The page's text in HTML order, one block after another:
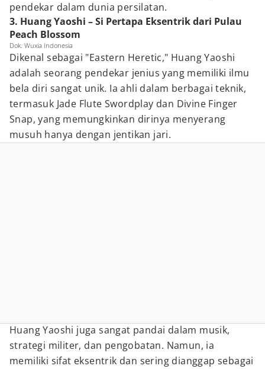
pendekar dalam dunia persilatan.
3. Huang Yaoshi – Si Pertapa Eksentrik dari Pulau
Peach Blossom
Dok. Wuxia Indonesia
Dikenal sebagai "Eastern Heretic," Huang Yaoshi
adalah seorang pendekar jenius yang memiliki ilmu
bela diri sangat unik. Ia ahli dalam berbagai teknik,
termasuk Jade Flute Swordplay dan Divine Finger
Snap, yang memungkinkan dirinya menyerang
musuh hanya dengan jentikan jari.
Huang Yaoshi juga sangat pandai dalam musik,
strategi militer, dan pengobatan. Namun, ia
memiliki sifat eksentrik dan sering dianggap sebagai